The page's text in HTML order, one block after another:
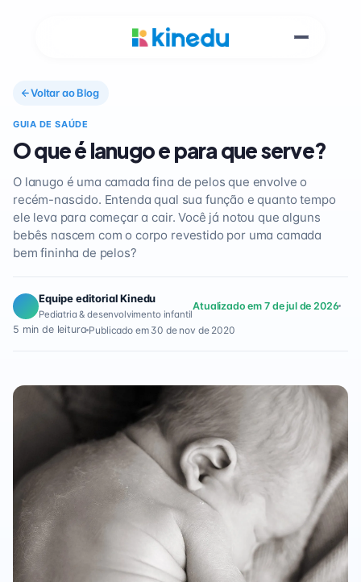
Voltar ao Blog
GUIA DE SAÚDE
O que é lanugo e para que serve?
O lanugo é uma camada fina de pelos que envolve o
recém-nascido. Entenda qual sua função e quanto tempo
ele leva para começar a cair. Você já notou que alguns
bebês nascem com o corpo revestido por uma camada
bem fininha de pelos?
Equipe editorial Kinedu
Pediatria & desenvolvimento infantil
Atualizado em 7 de jul de 2026
5 min de leitura Publicado em 30 de nov de 2020